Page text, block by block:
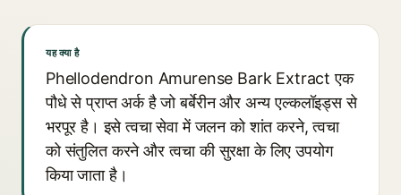
यह क्या है
Phellodendron Amurense Bark Extract एक
पौधे से प्राप्त अर्क है जो बर्बेरीन और अन्य एल्कलॉइड्स से
भरपूर है। इसे त्वचा सेवा में जलन को शांत करने, त्वचा
को संतुलित करने और त्वचा की सुरक्षा के लिए उपयोग
किया जाता है।